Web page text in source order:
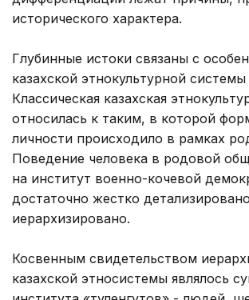
исторического характера.
Глубинные истоки связаны с
казахской этнокультурной
Классическая казахская
относилась к таким, в которой
личности происходило в рамках
Поведение человека в родовой
на институт военно-кочевой
достаточно жестко
иерархизировано.
Косвенным свидетельством
казахской этносистемы являлось